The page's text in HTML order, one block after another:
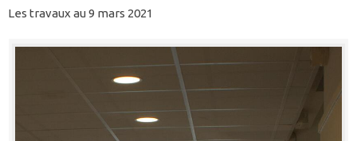
Les travaux au 9 mars 2021